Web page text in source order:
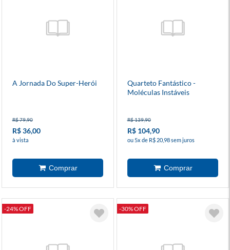
A Jornada Do Super-Herói
R$ 79,90
R$ 36,00
à vista
Quarteto Fantástico -
Moléculas Instáveis
R$ 139,90
R$ 104,90
ou 5x de R$ 20,98 sem juros
-24% OFF -30% OFF